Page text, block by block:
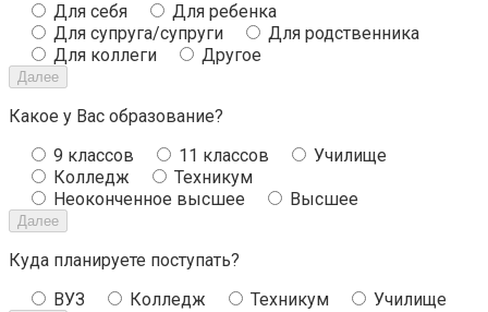
Для себя
Для ребенка
Для супруга/супруги
Для родственника
Для коллеги
Другое
Далее
Какое у Вас образование?
9 классов
11 классов
Училище
Колледж
Техникум
Неоконченное высшее
Высшее
Далее
Куда планируете поступать?
ВУЗ
Колледж Техникум Училище